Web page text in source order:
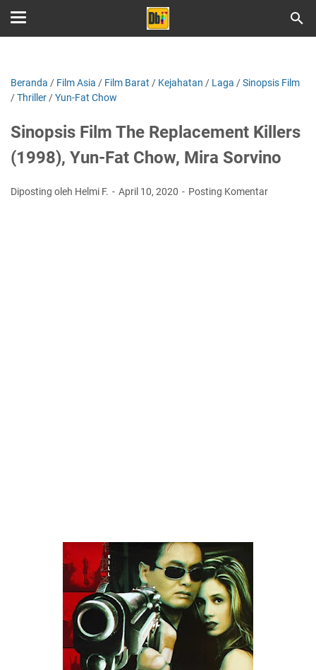
Beranda / Film Asia / Film Barat / Kejahatan / Laga /Sinopsis Film
/Thriller /Yun-Fat Chow
Sinopsis Film The Replacement Killers
(1998), Yun-Fat Chow, Mira Sorvino
Diposting oleh Helmi F. April 10, 2020 Posting Komentar